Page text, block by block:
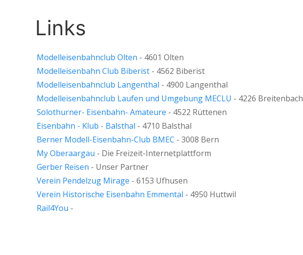
Links
Modelleisenbahnclub Olten - 4601 Olten
Modelleisenbahn Club Biberist - 4562 Biberist
Modelleisenbahnclub Langenthal - 4900 Langenthal
Modelleisenbahnclub Laufen und Umgebung MECLU - 4226 Breitenbach
Solothurner- Eisenbahn- Amateure - 4522 Rüttenen
Eisenbahn - Klub - Balsthal - 4710 Balsthal
Berner Modell-Eisenbahn-Club BMEC - 3008 Bern
My Oberaargau - Die Freizeit-Internetplattform
Gerber Reisen - Unser Partner
Verein Pendelzug Mirage - 6153 Ufhusen
Verein Historische Eisenbahn Emmental - 4950 Huttwil
Rail4You -